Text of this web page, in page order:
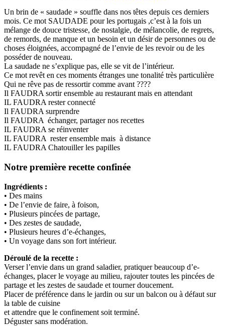
Un brin de « saudade » souffle dans nos têtes depuis ces derniers
mois. Ce mot SAUDADE pour les portugais ,c’est à la fois un
mélange de douce tristesse, de nostalgie, de mélancolie, de regrets,
de remords, de manque et un besoin et un désir de personnes ou de
choses éloignées, accompagné de l’envie de les revoir ou de les
posséder de nouveau.
La saudade ne s’explique pas, elle se vit de l’intérieur.
Ce mot revêt en ces moments étranges une tonalité très particulière
Qui ne rêve pas de ressortir comme avant ????
Il FAUDRA sortir ensemble au restaurant mais en attendant
IL FAUDRA rester connecté
Il FAUDRA surprendre
Il FAUDRA échanger, partager nos recettes
IL FAUDRA se réinventer
IL FAUDRA rester ensemble mais à distance
IL FAUDRA Chatouiller les papilles
Notre première recette confinée
Ingrédients :
• Des mains
• De l’envie de faire, à foison,
• Plusieurs pincées de partage,
• Des zestes de saudade,
• Plusieurs heures d’e-échanges,
• Un voyage dans son fort intérieur.
Déroulé de la recette :
Verser l’envie dans un grand saladier, pratiquer beaucoup d’e-
échanges, placer le voyage au milieu, rajouter toutes les pincées de
partage et les zestes de saudade et tourner doucement.
Placer de préférence dans le jardin ou sur un balcon ou à défaut sur
la table de cuisine
et attendre que le confinement soit terminé.
Déguster sans modération.